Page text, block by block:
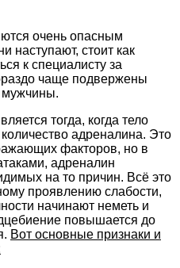
очень опасным
наступают, стоит как
к специалисту за
чаще подвержены
мужчины.
тогда, когда тело
адреналина. Это
факторов, но в
адреналин
на то причин. Всё это
проявлению слабости,
начинают неметь и
повышается до
Вот основные признаки и